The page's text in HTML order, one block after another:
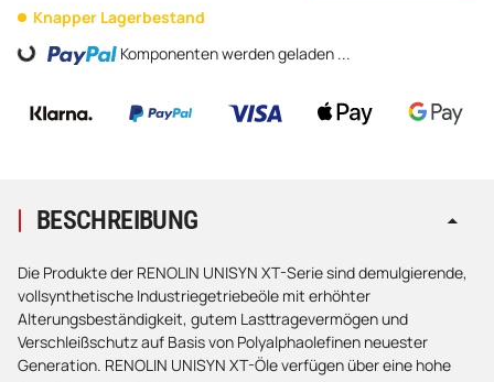
Knapper Lagerbestand
Loading... Komponenten werden geladen ...
BESCHREIBUNG
Die Produkte der RENOLIN UNISYN XT-Serie sind demulgierende,
vollsynthetische Industriegetriebeöle mit erhöhter
Alterungsbeständigkeit, gutem Lasttragevermögen und
Verschleißschutz auf Basis von Polyalphaolefinen neuester
Generation. RENOLIN UNISYN XT-Öle verfügen über eine hohe